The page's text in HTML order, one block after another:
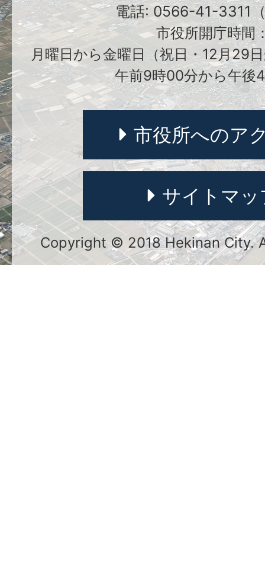
電話: 0566-41-3311
市役所開庁時間
月曜日から金曜日（祝日・12月29
午前9時00分から午後
市役所へのア
サイトマッ
Copyright © 2018 Hekinan City.